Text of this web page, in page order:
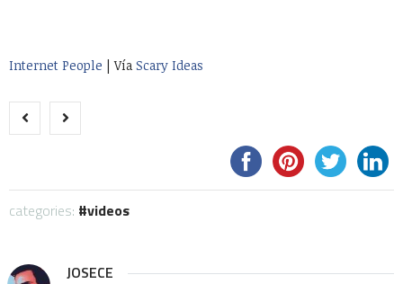
Internet People | Vía Scary Ideas
categories: videos
JOSECE